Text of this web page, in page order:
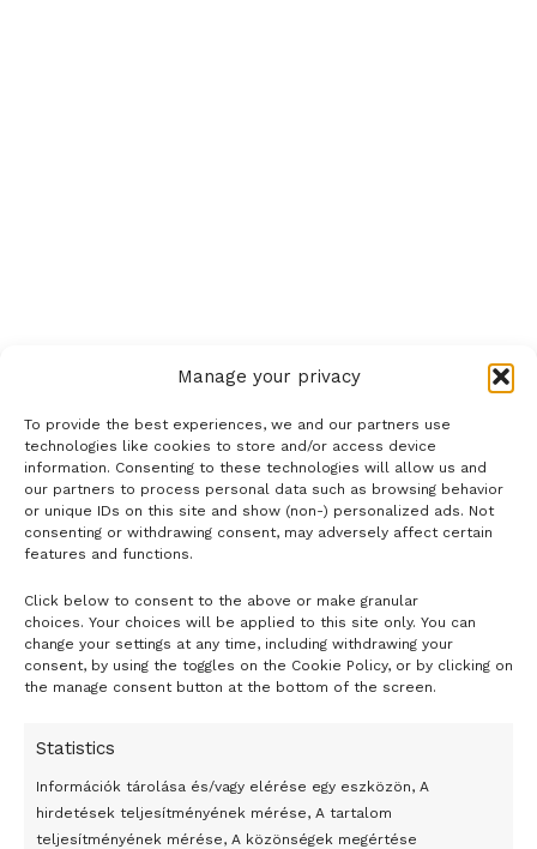
Manage your privacy
To provide the best experiences, we and our partners use
technologies like cookies to store and/or access device
information. Consenting to these technologies will allow us and
our partners to process personal data such as browsing behavior
or unique IDs on this site and show (non-) personalized ads. Not
consenting or withdrawing consent, may adversely affect certain
features and functions.
Click below to consent to the above or make granular
choices. Your choices will be applied to this site only. You can
change your settings at any time, including withdrawing your
consent, by using the toggles on the Cookie Policy, or by clicking on
the manage consent button at the bottom of the screen.
Statistics
Információk tárolása és/vagy elérése egy eszközön, A
hirdetések teljesítményének mérése, A tartalom
teljesítményének mérése, A közönségek megértése
- H I R D E T É S -